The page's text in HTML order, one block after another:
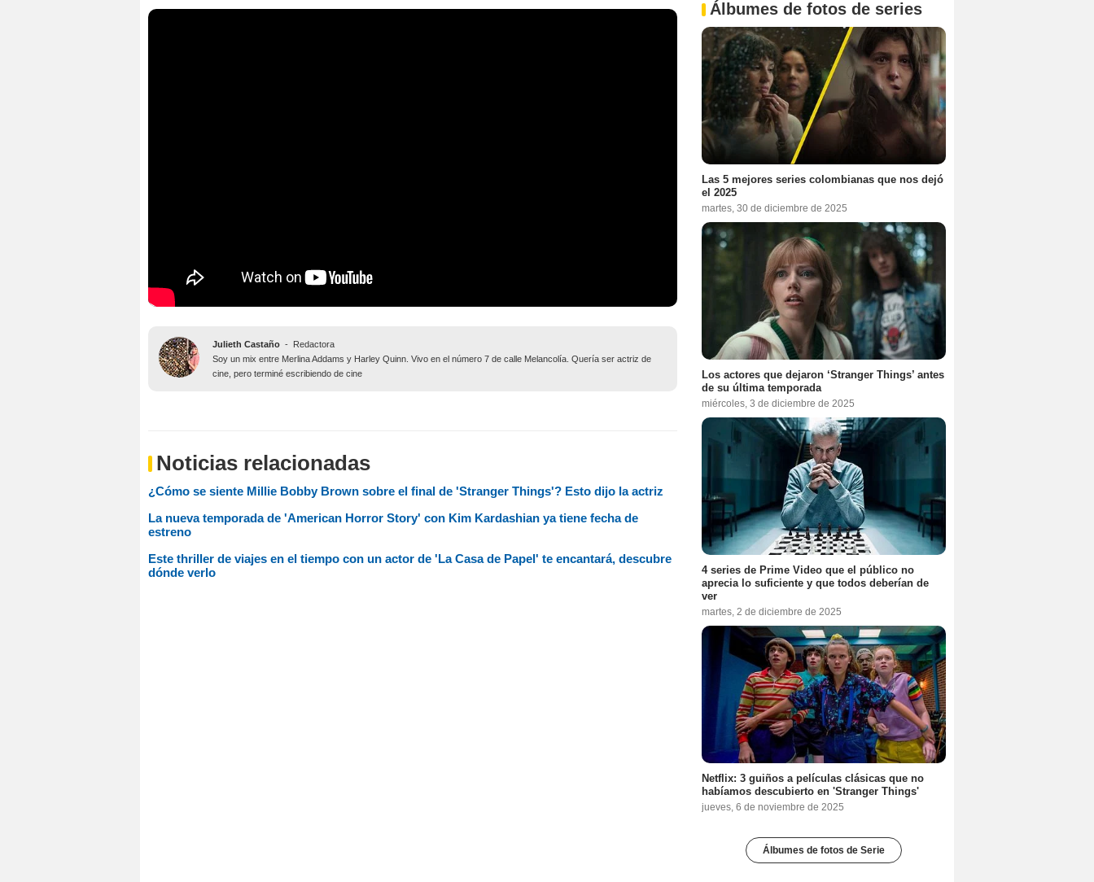
Julieth Castaño - Redactora
Soy un mix entre Merlina Addams y Harley Quinn. Vivo en el número 7 de calle Melancolía. Quería ser actriz de
cine, pero terminé escribiendo de cine
Noticias relacionadas
¿Cómo se siente Millie Bobby Brown sobre el final de 'Stranger Things'? Esto dijo la actriz
La nueva temporada de 'American Horror Story' con Kim Kardashian ya tiene fecha de
estreno
Este thriller de viajes en el tiempo con un actor de 'La Casa de Papel' te encantará, descubre
dónde verlo
Álbumes de fotos de series
Las 5 mejores series colombianas que nos dejó
el 2025
martes, 30 de diciembre de 2025
Los actores que dejaron ‘Stranger Things’ antes
de su última temporada
miércoles, 3 de diciembre de 2025
4 series de Prime Video que el público no
aprecia lo suficiente y que todos deberían de
ver
martes, 2 de diciembre de 2025
Netflix: 3 guiños a películas clásicas que no
habíamos descubierto en 'Stranger Things'
jueves, 6 de noviembre de 2025
Álbumes de fotos de Serie